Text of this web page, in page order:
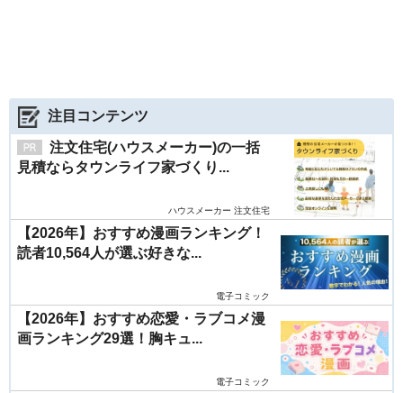
注目コンテンツ
注文住宅(ハウスメーカー)の一括
見積ならタウンライフ家づくり...
ハウスメーカー 注文住宅
【2026年】おすすめ漫画ランキング！
読者10,564人が選ぶ好きな...
電子コミック
【2026年】おすすめ恋愛・ラブコメ漫
画ランキング29選！胸キュ...
電子コミック